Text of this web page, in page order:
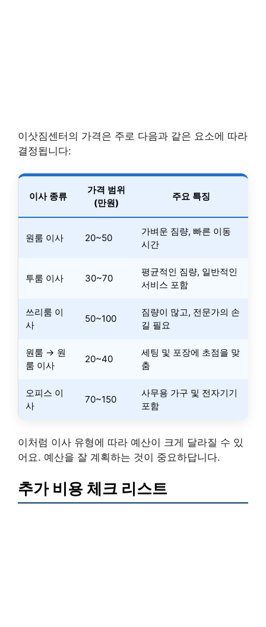
이삿짐센터의 가격은 주로 다음과 같은 요소에 따라
결정됩니다:
이사 종류
가격 범위
(만원)
주요 특징
원룸 이사 20~50
가벼운 짐량, 빠른 이동
시간
투룸 이사 30~70
평균적인 짐량, 일반적인
서비스 포함
쓰리룸 이
사
50~100
짐량이 많고, 전문가의 손
길 필요
원룸 → 원
룸 이사
20~40
세팅 및 포장에 초점을 맞
춤
오피스 이
사
70~150
사무용 가구 및 전자기기
포함
이처럼 이사 유형에 따라 예산이 크게 달라질 수 있
어요. 예산을 잘 계획하는 것이 중요하답니다.
추가 비용 체크 리스트